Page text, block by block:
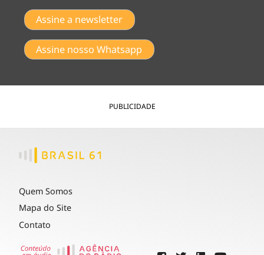
Assine a newsletter
Assine nosso Whatsapp
PUBLICIDADE
Quem Somos
Mapa do Site
Contato